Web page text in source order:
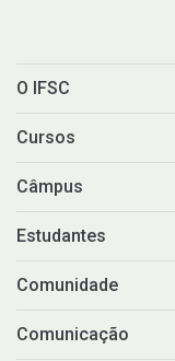
O IFSC
Cursos
Câmpus
Estudantes
Comunidade
Comunicação